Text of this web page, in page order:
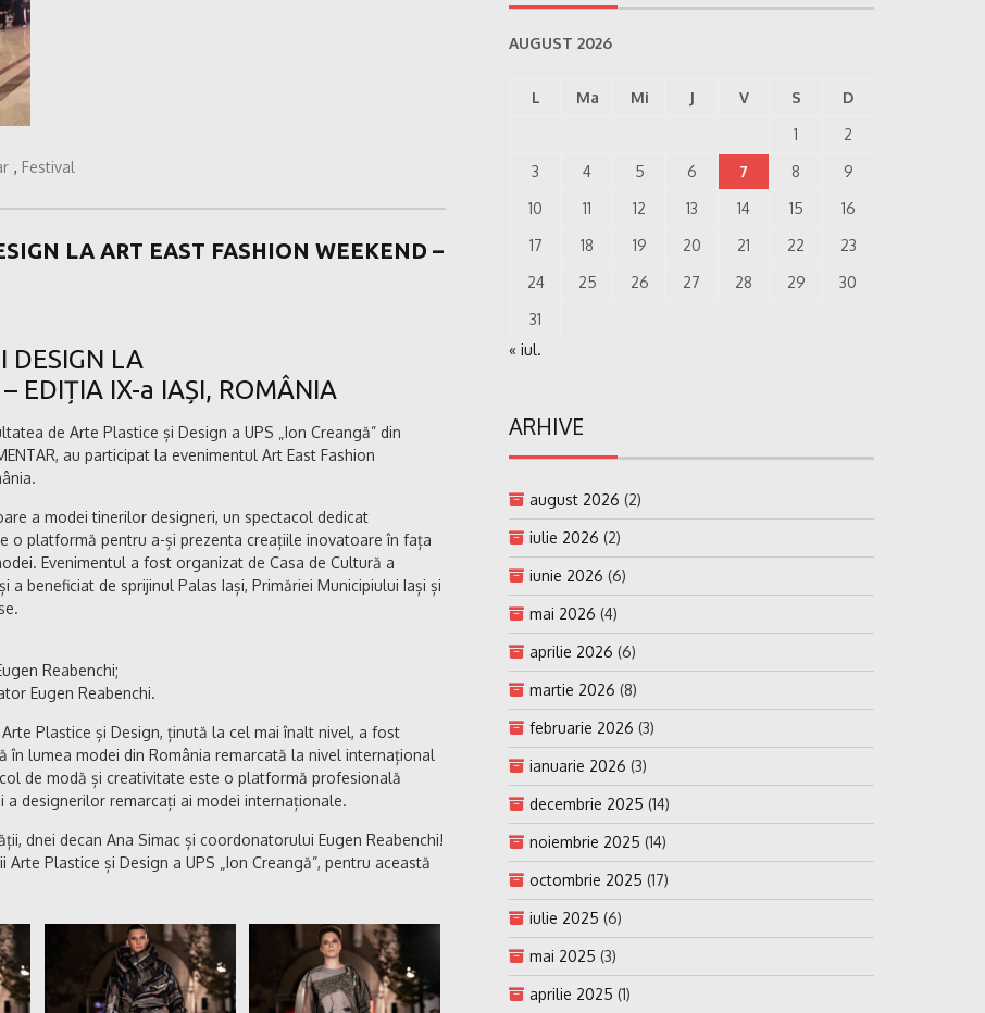
, Festival
LA ART EAST FASHION WEEKEND –
DESIGN LA
EDIȚIA IX-a IAȘI, ROMÂNIA
de Arte Plastice și Design a UPS „Ion Creangă” din
au participat la evenimentul Art East Fashion
a modei tinerilor designeri, un spectacol dedicat
o platformă pentru a-și prezenta creațiile inovatoare în fața
Evenimentul a fost organizat de Casa de Cultură a
beneficiat de sprijinul Palas Iași, Primăriei Municipiului Iași și
Reabenchi;
Eugen Reabenchi.
Plastice și Design, ținută la cel mai înalt nivel, a fost
lumea modei din România remarcată la nivel internațional
de modă și creativitate este o platformă profesională
designerilor remarcați ai modei internaționale.
dnei decan Ana Simac și coordonatorului Eugen Reabenchi!
Plastice și Design a UPS „Ion Creangă”, pentru această
AUGUST 2026
L Ma Mi J V S
D
1
2
3
4 5 6 7 8
9
10
11 12 13 14 15
16
17
18 19 20 21 22
23
24
25 26 27 28 29
30
31
« iul.
ARHIVE
august 2026 (2)
iulie 2026 (2)
iunie 2026 (6)
mai 2026 (4)
aprilie 2026 (6)
martie 2026 (8)
februarie 2026 (3)
ianuarie 2026 (3)
decembrie 2025 (14)
noiembrie 2025 (14)
octombrie 2025 (17)
iulie 2025 (6)
mai 2025 (3)
aprilie 2025 (1)